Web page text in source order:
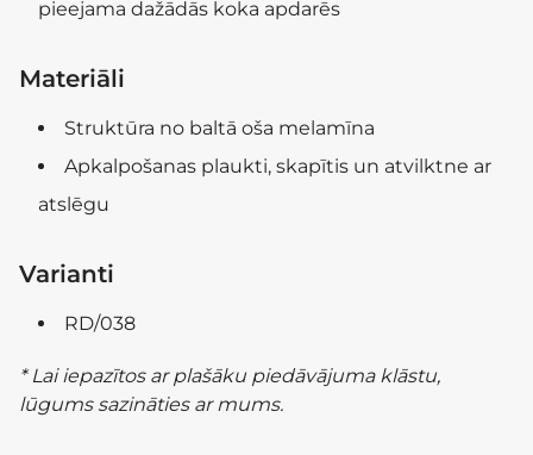
pieejama dažādās koka apdarēs
Materiāli
Struktūra no baltā oša melamīna
Apkalpošanas plaukti, skapītis un atvilktne ar
atslēgu
Varianti
RD/038
* Lai iepazītos ar plašāku piedāvājuma klāstu,
lūgums sazināties ar mums.